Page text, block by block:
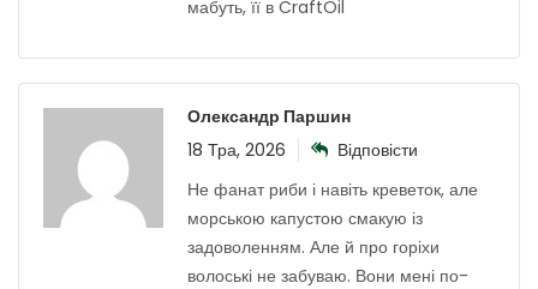
мабуть, її в CraftOil
Олександр Паршин
18 Тра, 2026
Відповісти
Не фанат риби і навіть креветок, але
морською капустою смакую із
задоволенням. Але й про горіхи
волоські не забуваю. Вони мені по-